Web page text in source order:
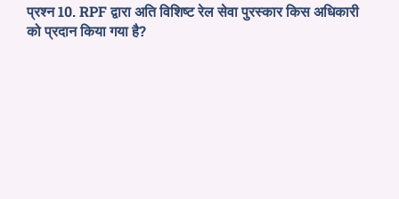
प्रश्न 10. RPF द्वारा अति विशिष्ट रेल सेवा पुरस्कार किस अधिकारी
को प्रदान किया गया है?